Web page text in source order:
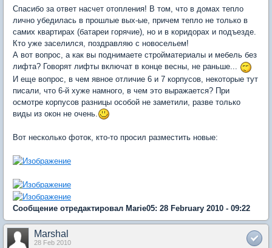
Спасибо за ответ насчет отопления! В том, что в домах тепло
лично убедилась в прошлые вых-ые, причем тепло не только в
самих квартирах (батареи горячие), но и в коридорах и подъезде.
Кто уже заселился, поздравляю с новосельем!
А вот вопрос, а как вы поднимаете стройматериалы и мебель без
лифта? Говорят лифты включат в конце весны, не раньше...
И еще вопрос, в чем явное отличие 6 и 7 корпусов, некоторые тут
писали, что 6-й хуже намного, в чем это выражается? При
осмотре корпусов разницы особой не заметили, разве только
виды из окон не очень.
Вот несколько фоток, кто-то просил разместить новые:
Сообщение отредактировал Marie05: 28 February 2010 - 09:22
Marshal
28 Feb 2010